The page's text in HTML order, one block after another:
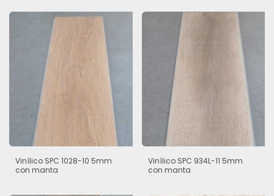
Vinílico SPC 1028-10 5mm
con manta
Vinílico SPC 934L-11 5mm
con manta